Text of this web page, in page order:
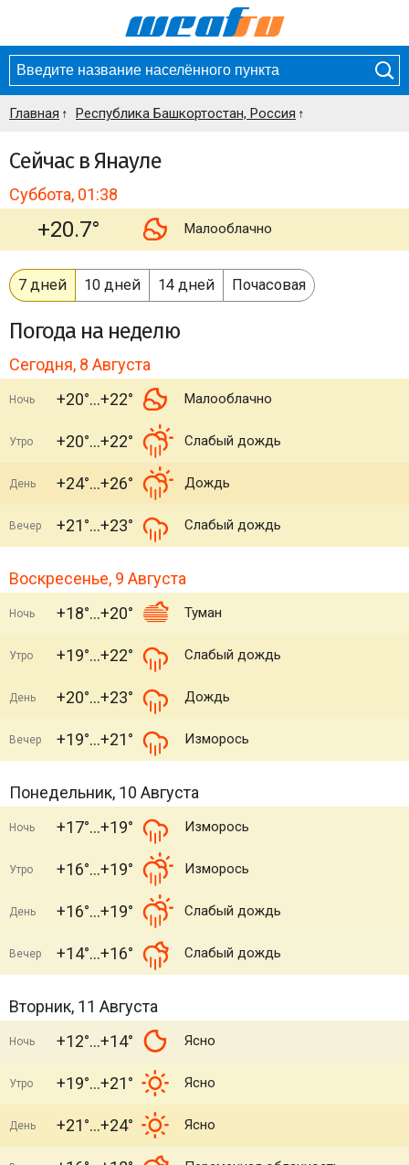
Главная Республика Башкортостан, Россия
Сейчас в Янауле
Суббота, 01:38
+20.7° Малооблачно
7 дней 10 дней 14 дней Почасовая
Погода на неделю
Сегодня, 8 Августа
Ночь +20° +22° Малооблачно
Утро +20° +22° Слабый дождь
День +24° +26° Дождь
Вечер +21° +23° Слабый дождь
Воскресенье, 9 Августа
Ночь +18° +20° Туман
Утро +19° +22° Слабый дождь
День +20° +23° Дождь
Вечер +19° +21° Изморось
Понедельник, 10 Августа
Ночь +17° +19° Изморось
Утро +16° +19° Изморось
День +16° +19° Слабый дождь
Вечер +14° +16° Слабый дождь
Вторник, 11 Августа
Ночь +12° +14° Ясно
Утро +19° +21° Ясно
День +21° +24° Ясно